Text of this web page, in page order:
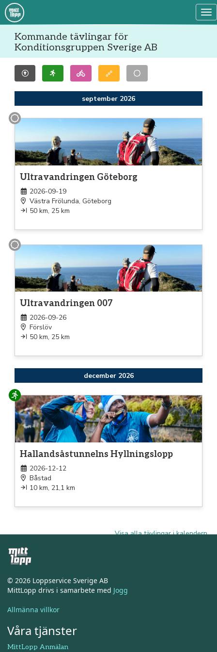
Kommande tävlingar för
Konditionsgruppen Sverige AB
september 2026
Gång
Ultravandringen Göteborg
2026-09-19
Västra Frölunda, Göteborg
50 km, 25 km
Gång
Ultravandringen 007
2026-09-26
Förslöv
50 km, 25 km
december 2026
Löpning
Hallandsåstunnelns Hyllningslopp
2026-12-12
Båstad
10 km, 21,1 km
Visa alla tävlingar i kalendern
© 2026 Loppservice Sverige AB
MittLopp drivs i samarbete med Jogg
Allmänna villkor
Våra tjänster
MittLopp Anmälan